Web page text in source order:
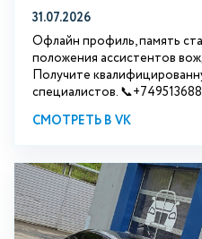
31.07.2026
Офлайн профиль, память
положения ассистентов
Получите
специалистов.
СМОТРЕТЬ В VK